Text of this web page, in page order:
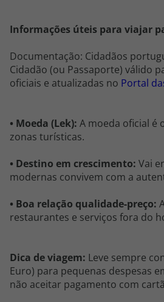
Informações úteis para viajar
Documentação: Cidadãos
Cidadão (ou Passaporte) válido
oficiais e atualizadas no Portal
• Moeda (Lek): A moeda oficial é
zonas turísticas.
• Destino em crescimento: Vai
modernas convivem com a
• Boa relação qualidade-preço:
restaurantes e serviços fora do
Dica de viagem: Leve sempre
Euro) para pequenas despesas
não aceitar pagamento com